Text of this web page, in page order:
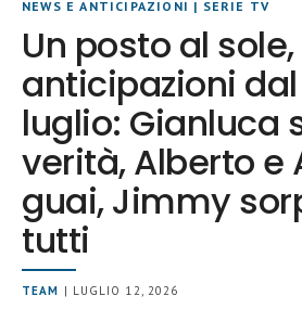
NEWS E ANTICIPAZIONI | SERIE TV
Un posto al sole,
anticipazioni dal
luglio: Gianluca
verità, Alberto e
guai, Jimmy
tutti
TEAM | LUGLIO 12, 2026